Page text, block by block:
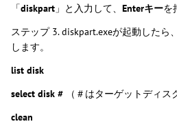
「diskpart 」と入力して、 Enterキーを
ステップ 3. diskpart.exeが起動したら
します。
list disk
select disk # （＃はターゲットディス
clean